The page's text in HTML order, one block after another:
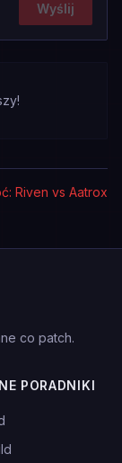
Wyślij
Riven vs Aatrox
co patch.
PORADNIKI